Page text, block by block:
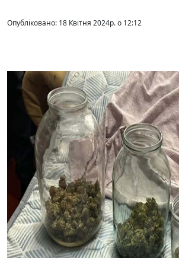
Опубліковано: 18 Квітня 2024р. о 12:12